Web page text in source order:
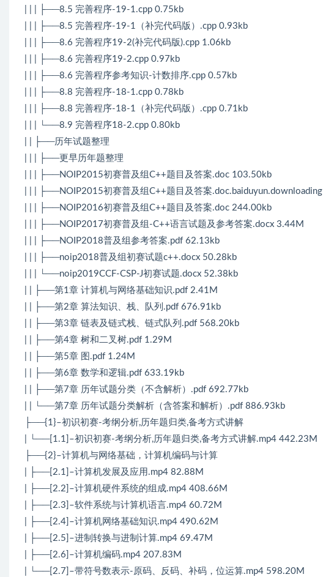
| | | ├──8.5 完善程序-19-1.cpp 0.75kb
| | | ├──8.5 完善程序-19-1（补完代码版）.cpp 0.93kb
| | | ├──8.6 完善程序19-2(补完代码版).cpp 1.06kb
| | | ├──8.6 完善程序19-2.cpp 0.97kb
| | | ├──8.6 完善程序参考知识-计数排序.cpp 0.57kb
| | | ├──8.8 完善程序-18-1.cpp 0.78kb
| | | ├──8.8 完善程序-18-1（补完代码版）.cpp 0.71kb
| | | └──8.9 完善程序18-2.cpp 0.80kb
| | ├──历年试题整理
| | | ├──更早历年题整理
| | | ├──NOIP2015初赛普及组C++题目及答案.doc 103.50kb
| | | ├──NOIP2015初赛普及组C++题目及答案.doc.baiduyun.downloading
| | | ├──NOIP2016初赛普及组C++题目及答案.doc 244.00kb
| | | ├──NOIP2017初赛普及组-C++语言试题及参考答案.docx 3.44M
| | | ├──NOIP2018普及组参考答案.pdf 62.13kb
| | | ├──noip2018普及组初赛试题c++.docx 50.28kb
| | | └──noip2019CCF-CSP-J初赛试题.docx 52.38kb
| | ├──第1章 计算机与网络基础知识.pdf 2.41M
| | ├──第2章 算法知识、栈、队列.pdf 676.91kb
| | ├──第3章 链表及链式栈、链式队列.pdf 568.20kb
| | ├──第4章 树和二叉树.pdf 1.29M
| | ├──第5章 图.pdf 1.24M
| | ├──第6章 数学和逻辑.pdf 633.19kb
| | ├──第7章 历年试题分类（不含解析）.pdf 692.77kb
| | └──第7章 历年试题分类解析（含答案和解析）.pdf 886.93kb
├──{1}–初识初赛-考纲分析,历年题归类,备考方式讲解
| └──[1.1]–初识初赛-考纲分析,历年题归类,备考方式讲解.mp4 442.23M
├──{2}–计算机与网络基础，计算机编码与计算
| ├──[2.1]–计算机发展及应用.mp4 82.88M
| ├──[2.2]–计算机硬件系统的组成.mp4 408.66M
| ├──[2.3]–软件系统与计算机语言.mp4 60.72M
| ├──[2.4]–计算机网络基础知识.mp4 490.62M
| ├──[2.5]–进制转换与进制计算.mp4 69.47M
| ├──[2.6]–计算机编码.mp4 207.83M
| └──[2.7]–带符号数表示-原码、反码、补码，位运算.mp4 598.20M